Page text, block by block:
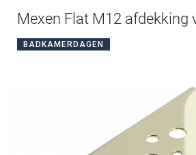
Mexen Flat M12 afdekking
BADKAMERDAGEN